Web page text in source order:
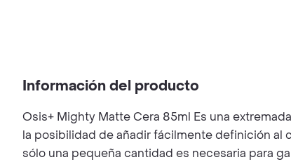
Información del producto
Osis+ Mighty Matte Cera 85ml Es una
la posibilidad de añadir fácilmente definición al
sólo una pequeña cantidad es necesaria para